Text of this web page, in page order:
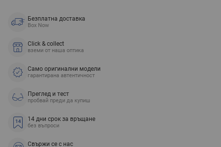
Безплатна доставка
Box Now
Click & collect
вземи от наша оптика
Само оригинални модели
гарантирана автентичност
Преглед и тест
пробвай преди да купиш
14 дни срок за връщане
без въпроси
Свържи се с нас